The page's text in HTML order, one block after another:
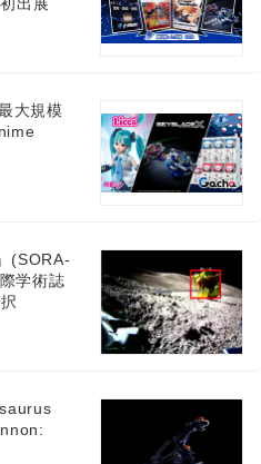
出展
大規模
(SORA-
学術誌